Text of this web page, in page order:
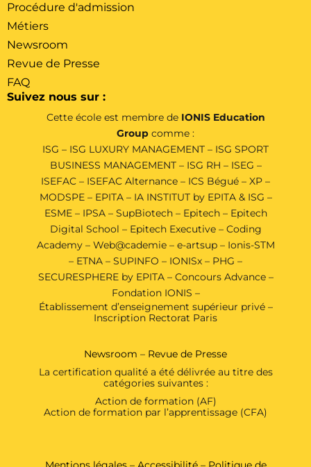
Procédure d'admission
Métiers
Newsroom
Revue de Presse
FAQ
Suivez nous sur :
Cette école est membre de IONIS Education
Group comme :
ISG – ISG LUXURY MANAGEMENT – ISG SPORT
BUSINESS MANAGEMENT– ISG RH – ISEG –
ISEFAC – ISEFAC Alternance – ICS Bégué – XP –
MODSPE– EPITA– IA INSTITUT by EPITA & ISG –
ESME – IPSA – SupBiotech – Epitech – Epitech
Digital School – Epitech Executive–Coding
Academy– Web@cademie– e-artsup– Ionis-STM
– ETNA – SUPINFO – IONISx – PHG –
SECURESPHERE by EPITA – Concours Advance –
Fondation IONIS –
Établissement d’enseignement supérieur privé –
Inscription Rectorat Paris
Newsroom – Revue de Presse
La certification qualité a été délivrée au titre des
catégories suivantes :
Action de formation (AF)
Action de formation par l’apprentissage (CFA)